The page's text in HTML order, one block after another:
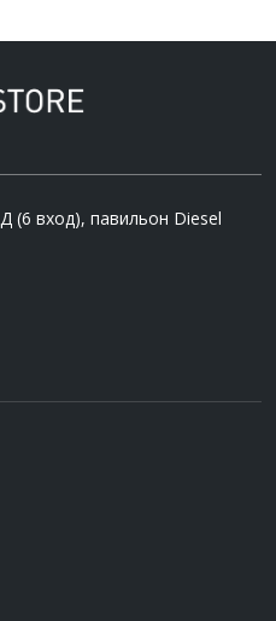
(6 вход), павильон Diesel